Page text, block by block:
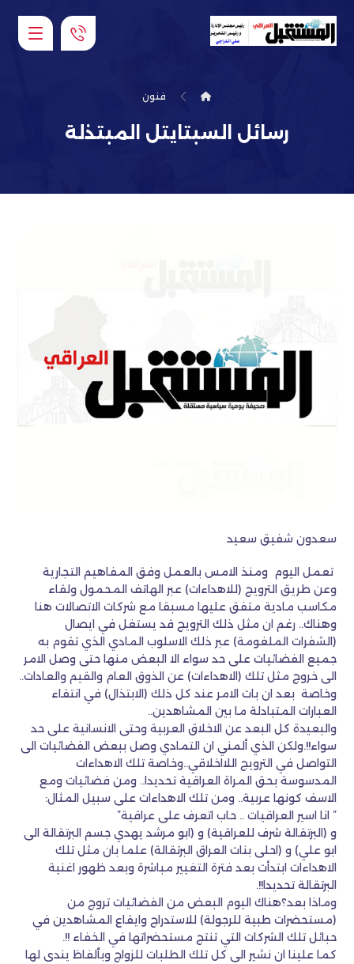
فنون
رسائل السبتايتل المبتذلة
سعدون شفيق سعيد
تعمل اليوم ومنذ الامس بالعمل وفق المفاهيم التجارية
وعن طريق الترويج (للاهداءات) عبر الهاتف المحمول ولقاء
مكاسب مادية متفق عليها مسبقا مع شركات الاتصالات هنا
وهناك.. رغم ان مثل ذلك الترويج قد يستغل في ايصال
(الشفرات الملغومة) عبر ذلك الاسلوب المادي الذي تقوم به
جميع الفضائيات على حد سواء الا البعض منها حتى وصل الامر
الى خروج مثل تلك (الاهداءات) عن الذوق العام والقيم والعادات..
وخاصة بعد ان بات الامر عند كل ذلك (الابتذال) في انتقاء
العبارات المتبادلة ما بين المشاهدين..
والبعيدة كل البعد عن الاخلاق العربية وحتى الانسانية على حد
سواء!!.ولكن الذي ألمني ان التمادي وصل ببعض الفضائيات الى
التواصل في الترويج اللااخلاقي..وخاصة تلك الاهداءات
المدسوسة بحق المراة العراقية تحديدا.. ومن فضائيات ومع
الاسف كونها عربية.. ومن تلك الاهداءات على سبيل المثال:
” انا اسير العراقيات .. حاب اتعرف على عراقية”
و (البرتقالة شرف للعراقية) و (ابو مرشد يهدي جسم البرتقالة الى
ابو علي) و (احلى بنات العراق البرتقالة) علما بان مثل تلك
الاهداءات ابتدأت بعد فترة التغيير مباشرة وبعد ظهور اغنية
البرتقالة تحديدا!!.
وماذا بعد؟هناك اليوم البعض من الفضائيات تروج من
(مستحضرات طبية للرجولة) للاستدراج وايقاع المشاهدين في
حبائل تلك الشركات التي تنتج مستحضراتها في الخفاء !!.
كما علينا ان نشير الى كل تلك الطلبات للزواج وبألفاظ يندى لها